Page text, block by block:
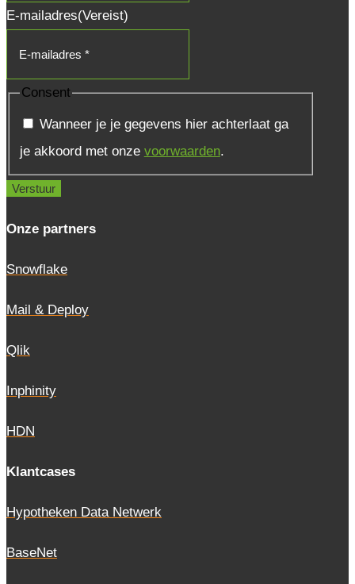
E-mailadres(Vereist)
Consent
Wanneer je je gegevens hier achterlaat ga
je akkoord met onze voorwaarden.
Onze partners
Snowflake
Mail & Deploy
Qlik
Inphinity
HDN
Klantcases
Hypotheken Data Netwerk
BaseNet